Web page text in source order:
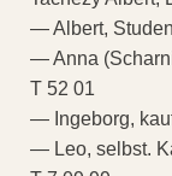
— Albert,
— Anna
T 52 01
— Ingeborg,
— Leo, selbst.